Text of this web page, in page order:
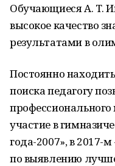
Обучающиеся А. Т.
высокое качество
результатами в
Постоянно
поиска педагогу
участие в
года-2007», в 2017-
по выявлению